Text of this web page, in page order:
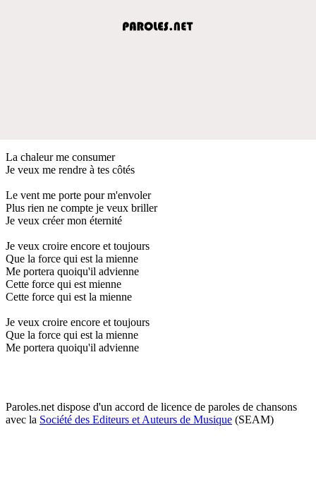
La chaleur me consumer
Je veux me rendre à tes côtés
Le vent me porte pour m'envoler
Plus rien ne compte je veux briller
Je veux créer mon éternité
Je veux croire encore et toujours
Que la force qui est la mienne
Me portera quoiqu'il advienne
Cette force qui est mienne
Cette force qui est la mienne
Je veux croire encore et toujours
Que la force qui est la mienne
Me portera quoiqu'il advienne
Paroles.net dispose d'un accord de licence de paroles de chansons
avec la Société des Editeurs et Auteurs de Musique (SEAM)